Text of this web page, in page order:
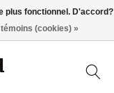
plus fonctionnel. D'accord?
(cookies) »